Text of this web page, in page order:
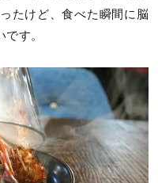
たけど、食べた瞬間に脳
す。